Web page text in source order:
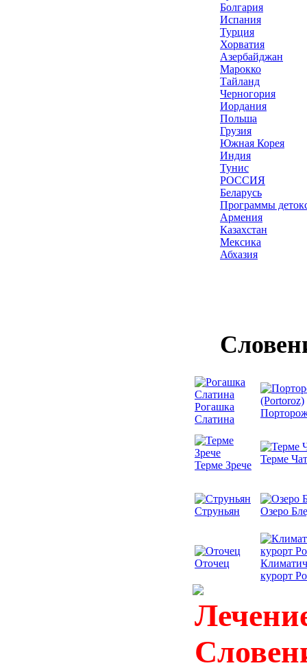
Болгария
Испания
Турция
Хорватия
Азербайджан
Марокко
Тайланд
Черногория
Иордания
Польша
Грузия
Южная Корея
Индия
Тунис
РОССИЯ
Беларусь
Программы
Армения
Казахстан
Мексика
Абхазия
Рогашка
Слатина
Терме Зрече
Терме
Струньян Озеро
Оточец
курорт